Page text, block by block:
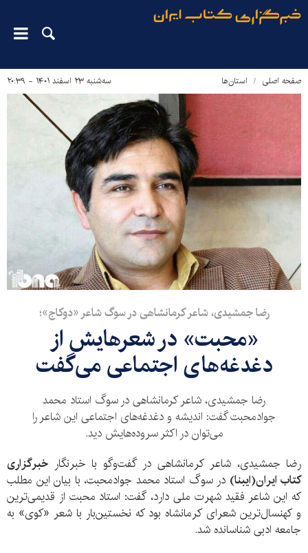
صفحه اصلی استان‌ها سه‌شنبه ۲۳ اسفند ۱۴۰۱ - ۲۰:۳۹
رضا جمشیدی، شاعر کرمانشاهی در سوگ شاعر «دوکاج»؛
«محبت» در شعرهایش از
دغدغه‌های اجتماعی می‌گفت
رضا جمشیدی، شاعر کرمانشاهی در سوگ استاد محمد
جوادمحبت گفت: اندیشه و دغدغه‌های اجتماعی این شاعر را
می‌توان در اکثر سروده‌هایش دید.
رضا جمشیدی، شاعر کرمانشاهی در گفت‌وگو با خبرنگار خبرگزاری
کتاب ایران(ایبنا) در سوگ استاد محمد جوادمحبت، با بیان این مطلب
که این شاعر فقید شهرت ملی دارد، گفت: استاد محبت از قدیمی‌ترین
و کهنسال‌ترین شعرای کرمانشاه بود که نخستین‌بار با شعر «کوی» به
جامعه ادبی شناسانده شد.